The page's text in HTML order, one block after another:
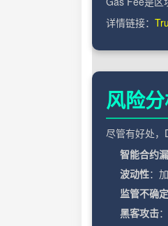
详情链接：
风险
尽管有好处，
智能合约
波动性：
监管不确定
黑客攻击